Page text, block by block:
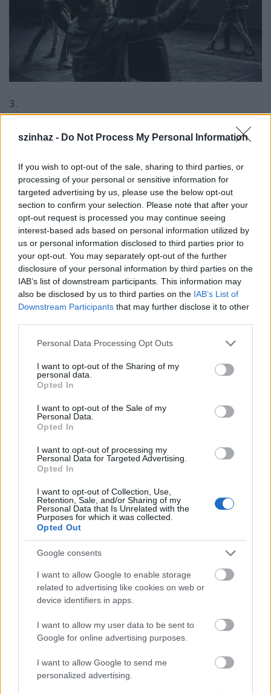
szinhaz - Do Not Process My Personal Information
If you wish to opt-out of the sale, sharing to third parties, or
processing of your personal or sensitive information for
targeted advertising by us, please use the below opt-out
section to confirm your selection. Please note that after your
opt-out request is processed you may continue seeing
interest-based ads based on personal information utilized by
us or personal information disclosed to third parties prior to
your opt-out. You may separately opt-out of the further
disclosure of your personal information by third parties on the
IAB’s list of downstream participants. This information may
also be disclosed by us to third parties on the IAB’s List of
Downstream Participants that may further disclose it to other
Please note that this website/app uses one or more Google
not limited to your visit or usage behaviour. You may click to
grant or deny consent to Google and its third-party tags to
use your data for below specified purposes in below Google
consent section.
Personal Data Processing Opt Outs
I want to opt-out of the Sharing of my
personal data.
Opted In
I want to opt-out of the Sale of my
Personal Data.
Opted In
I want to opt-out of processing my
Personal Data for Targeted Advertising.
Opted In
I want to opt-out of Collection, Use,
Retention, Sale, and/or Sharing of my
Personal Data that Is Unrelated with the
Purposes for which it was collected.
Opted Out
Google consents
I want to allow Google to enable storage
related to advertising like cookies on web or
device identifiers in apps.
I want to allow my user data to be sent to
Google for online advertising purposes.
I want to allow Google to send me
personalized advertising.
3.